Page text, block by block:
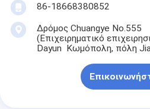
86-18668380852
Δρόμος Chuangye No.555
(Επιχειρηματικό
Dayun Κωμόπολη, πόλη